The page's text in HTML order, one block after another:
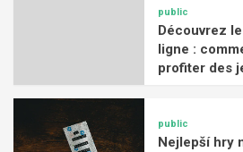
public
Découvrez
ligne :
profiter des
public
Nejlepší hry